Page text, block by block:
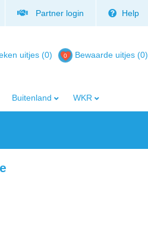
Partner login Help
uitjes (0) Bewaarde uitjes (0)
Buitenland WKR